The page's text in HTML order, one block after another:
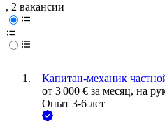
, 2 вакансии
Капитан-механик
от 3 000 € за месяц, на
Опыт 3-6 лет